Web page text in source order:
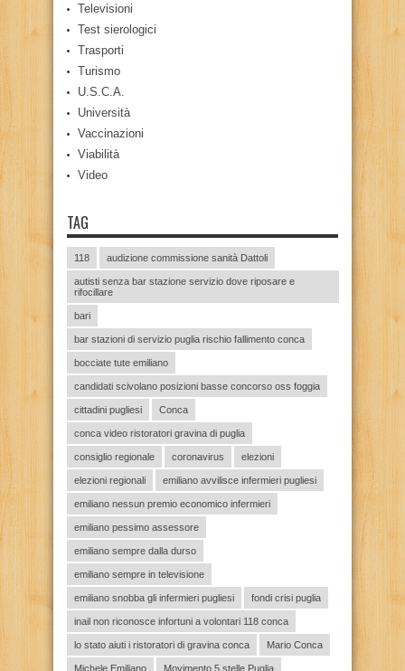
Televisioni
Test sierologici
Trasporti
Turismo
U.S.C.A.
Università
Vaccinazioni
Viabilità
Video
TAG
118 audizione commissione sanità Dattoli
autisti senza bar stazione servizio dove riposare e
rifocillare
bari
bar stazioni di servizio puglia rischio fallimento conca
bocciate tute emiliano
candidati scivolano posizioni basse concorso oss foggia
cittadini pugliesi Conca
conca video ristoratori gravina di puglia
consiglio regionale coronavirus elezioni
elezioni regionali emiliano avvilisce infermieri pugliesi
emiliano nessun premio economico infermieri
emiliano pessimo assessore
emiliano sempre dalla durso
emiliano sempre in televisione
emiliano snobba gli infermieri pugliesi fondi crisi puglia
inail non riconosce infortuni a volontari 118 conca
lo stato aiuti i ristoratori di gravina conca Mario Conca
Michele Emiliano Movimento 5 stelle Puglia